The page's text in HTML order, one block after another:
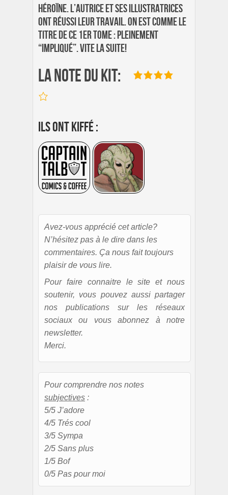
héroïne. L’autrice et ses illustratrices
ont réussi leur travail. On est comme le
titre de ce 1er tome : pleinement
“impliqué”. Vite la suite!
La note du Kit:
Ils ont kiffé :
Avez-vous apprécié cet article?
N’hésitez pas à le dire dans les
commentaires. Ça nous fait toujours
plaisir de vous lire.
Pour faire connaitre le site et nous
soutenir, vous pouvez aussi partager
nos publications sur les réseaux
sociaux ou vous abonnez à notre
newsletter.
Merci.
Pour comprendre nos notes
subjectives :
5/5 J’adore
4/5 Trés cool
3/5 Sympa
2/5 Sans plus
1/5 Bof
0/5 Pas pour moi